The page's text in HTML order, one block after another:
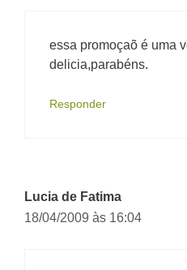
essa promoçaõ é uma
delicia,parabéns.
Responder
Lucia de Fatima
18/04/2009 às 16:04